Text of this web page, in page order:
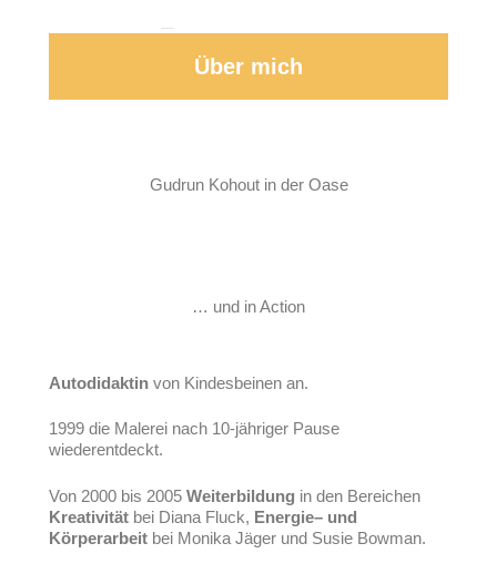
Über mich
Gudrun Kohout in der Oase
… und in Action
Autodidaktin von Kindesbeinen an.
1999 die Malerei nach 10-jähriger Pause
wiederentdeckt.
Von 2000 bis 2005 Weiterbildung in den Bereichen
Kreativität bei Diana Fluck, Energie– und
Körperarbeit bei Monika Jäger und Susie Bowman.